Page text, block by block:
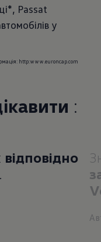
Passat
у
http:www.euroncap.com
:
відповідно